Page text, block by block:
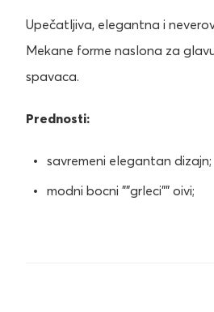
Upečatljiva, elegantna i
Mekane forme naslona za
spavaca.
Prednosti:
savremeni elegantan dizajn;
modni bocni ""grleci"" oivi;